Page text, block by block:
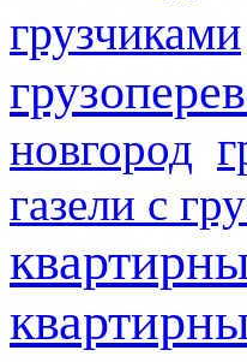
грузчиками
новгород
газели с